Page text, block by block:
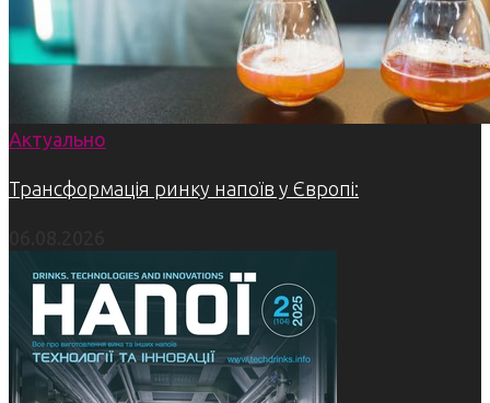
Актуально
Трансформація ринку напоїв у Європі: